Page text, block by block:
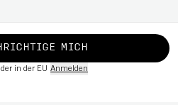
MICH
in der EU Anmelden